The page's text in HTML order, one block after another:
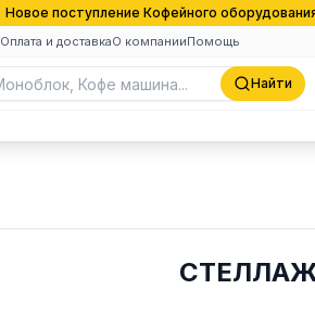
Новое поступление Кофейного
Оплата и доставкаО компанииПомощь
Найти
СТЕЛЛАЖ